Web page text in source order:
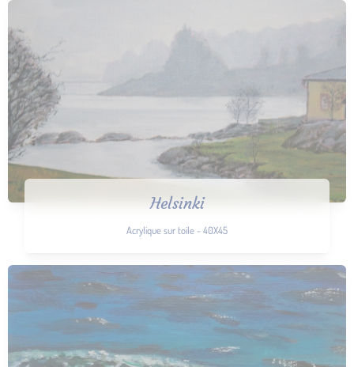
Helsinki
Acrylique sur toile - 40X45